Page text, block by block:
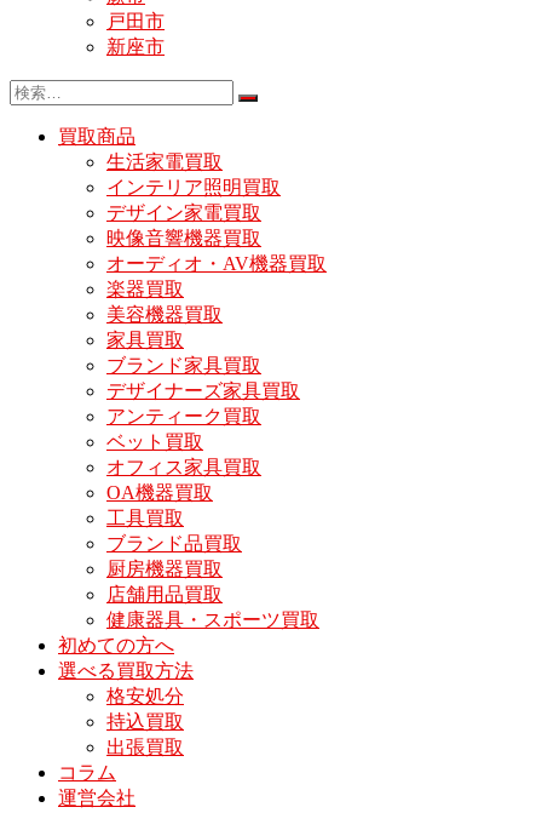
戸田市
新座市
買取商品
生活家電買取
インテリア照明買取
デザイン家電買取
映像音響機器買取
オーディオ・AV機器買取
楽器買取
美容機器買取
家具買取
ブランド家具買取
デザイナーズ家具買取
アンティーク買取
ベット買取
オフィス家具買取
OA機器買取
工具買取
ブランド品買取
厨房機器買取
店舗用品買取
健康器具・スポーツ買取
初めての方へ
選べる買取方法
格安処分
持込買取
出張買取
コラム
運営会社